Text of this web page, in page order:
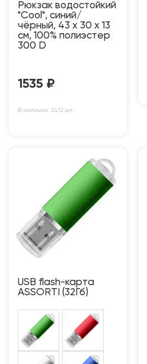
Рюкзак водостойкий
"Cool", синий/
чёрный, 43 x 30 x 13
см, 100% полиэстер
300 D
1535 ₽
В наличии: 2412 шт
USB flash-карта
ASSORTI (32Гб)